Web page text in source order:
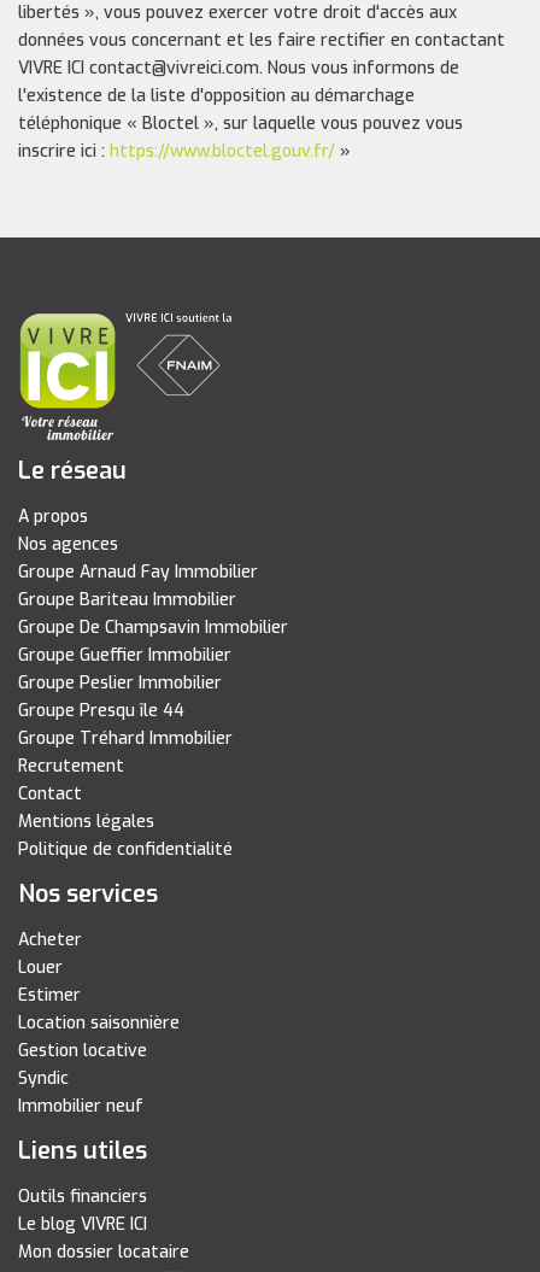
libertés », vous pouvez exercer votre droit d'accès aux
données vous concernant et les faire rectifier en contactant
VIVRE ICI contact@vivreici.com. Nous vous informons de
l'existence de la liste d'opposition au démarchage
téléphonique « Bloctel », sur laquelle vous pouvez vous
inscrire ici : https://www.bloctel.gouv.fr/ »
Le réseau
A propos
Nos agences
Groupe Arnaud Fay Immobilier
Groupe Bariteau Immobilier
Groupe De Champsavin Immobilier
Groupe Gueffier Immobilier
Groupe Peslier Immobilier
Groupe Presqu île 44
Groupe Tréhard Immobilier
Recrutement
Contact
Mentions légales
Politique de confidentialité
Nos services
Acheter
Louer
Estimer
Location saisonnière
Gestion locative
Syndic
Immobilier neuf
Liens utiles
Outils financiers
Le blog VIVRE ICI
Mon dossier locataire